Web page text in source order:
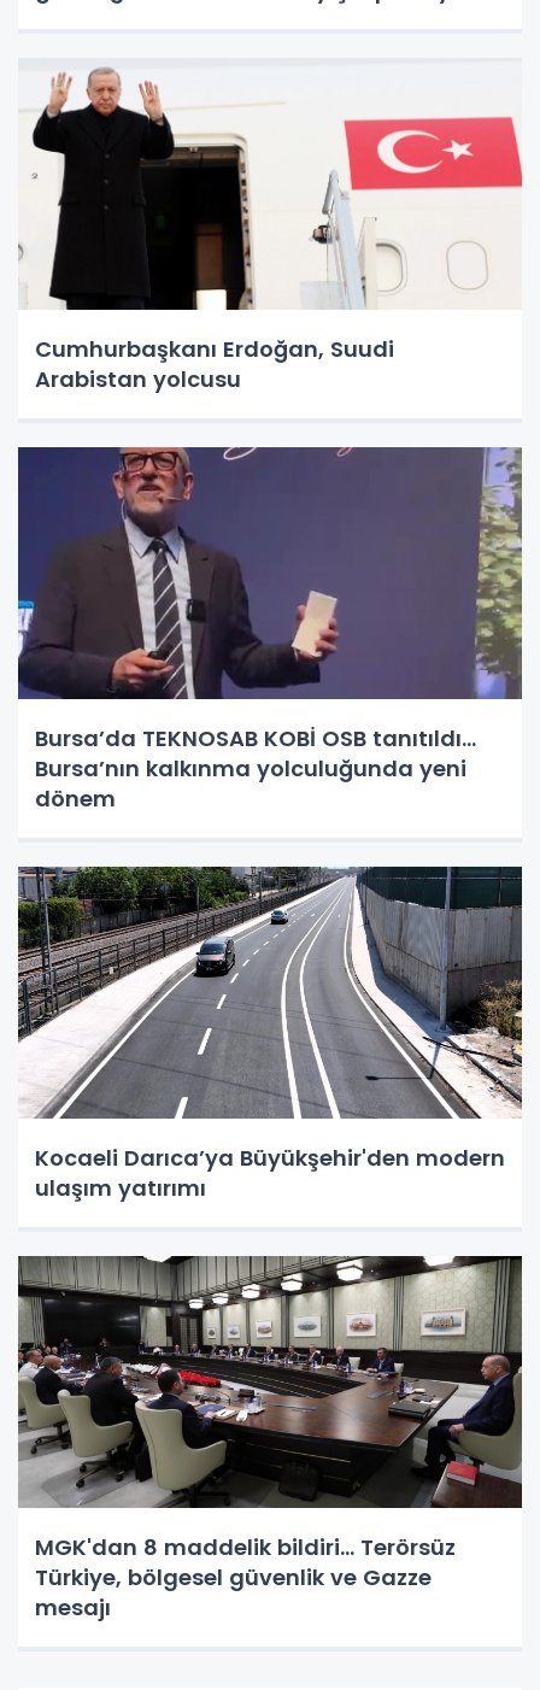
Cumhurbaşkanı Erdoğan, Suudi
Arabistan yolcusu
Bursa’da TEKNOSAB KOBİ OSB tanıtıldı...
Bursa’nın kalkınma yolculuğunda yeni
dönem
Kocaeli Darıca’ya Büyükşehir'den modern
ulaşım yatırımı
MGK'dan 8 maddelik bildiri... Terörsüz
Türkiye, bölgesel güvenlik ve Gazze
mesajı